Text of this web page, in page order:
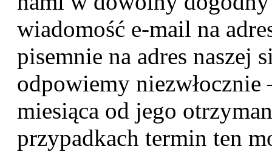
wiadomość e-mail na
pisemnie na adres naszej
odpowiemy
miesiąca od jego
przypadkach termin ten